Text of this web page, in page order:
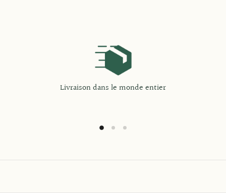
Livraison dans le monde entier